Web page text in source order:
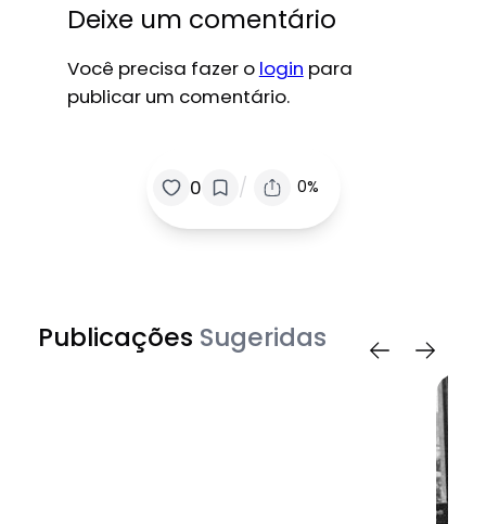
Deixe um comentário
Você precisa fazer o login para
publicar um comentário.
0 / 0%
Publicações Sugeridas